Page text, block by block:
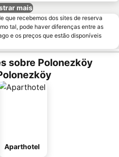
mais
que recebemos dos sites de reserva
tal, pode haver diferenças entre as
e os preços que estão disponíveis
sobre Polonezköy
Aparthotel